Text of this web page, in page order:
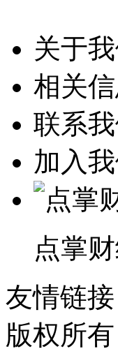
关于
相关
联系
加入
点掌
友情链接
版权所有